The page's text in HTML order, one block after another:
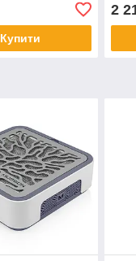
Купити
2